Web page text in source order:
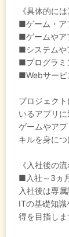
《具体的には
■ゲーム・ア
■ゲームやア
■システムや
■プログラミ
■Webサービ
プロジェク
いるアプリに
ゲームやア
キルを身につ
《入社後の流
■入社～3ヵ
入社後は専
ITの基礎知
得を目指しま